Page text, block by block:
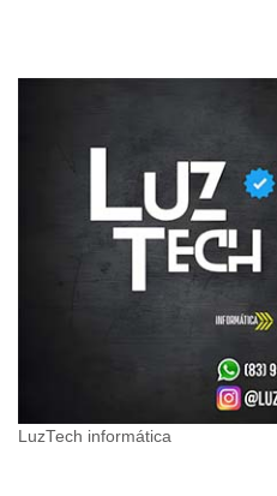
LuzTech informática